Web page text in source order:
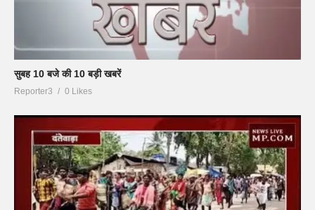
सुबह 10 बजे की 10 बड़ी खबरें
Reporter3 0 Likes